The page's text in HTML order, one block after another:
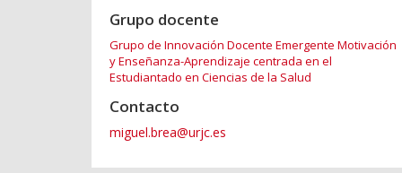
Grupo docente
Grupo de Innovación Docente Emergente Motivación
y Enseñanza-Aprendizaje centrada en el
Estudiantado en Ciencias de la Salud
Contacto
miguel.brea@urjc.es